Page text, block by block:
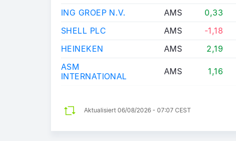
ING GROEP N.V.
AMS 0,33
SHELL PLC
AMS -1,18
HEINEKEN
AMS 2,19
ASM
INTERNATIONAL
AMS 1,16
Aktualisiert 06/08/2026 - 07:07 CEST